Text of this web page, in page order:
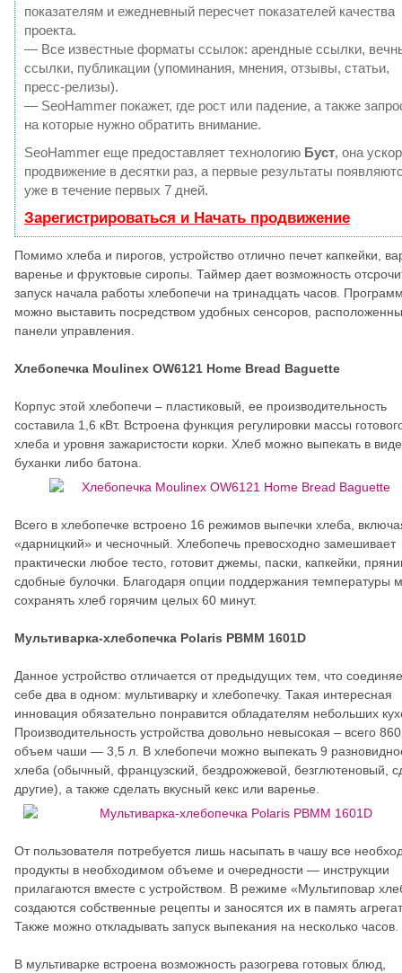
показателям и ежедневный пересчет показателей качества
проекта.
— Все известные форматы ссылок: арендные ссылки,
ссылки, публикации (упоминания, мнения, отзывы, статьи,
пресс-релизы).
— SeoHammer покажет, где рост или падение, а также
на которые нужно обратить внимание.
SeoHammer еще предоставляет технологию Буст, она
продвижение в десятки раз, а первые результаты
уже в течение первых 7 дней.
Зарегистрироваться и Начать продвижение
Помимо хлеба и пирогов, устройство отлично печет капкейки,
варенье и фруктовые сиропы. Таймер дает возможность
запуск начала работы хлебопечи на тринадцать часов.
можно выставить посредством удобных сенсоров,
панели управления.
Хлебопечка Moulinex OW6121 Home Bread Baguette
Корпус этой хлебопечи – пластиковый, ее производительность
составила 1,6 кВт. Встроена функция регулировки массы
хлеба и уровня зажаристости корки. Хлеб можно выпекать в виде
буханки либо батона.
Всего в хлебопечке встроено 16 режимов выпечки хлеба,
«дарницкий» и чесночный. Хлебопечь превосходно замешивает
практически любое тесто, готовит джемы, паски, капкейки,
сдобные булочки. Благодаря опции поддержания температуры
сохранять хлеб горячим целых 60 минут.
Мультиварка-хлебопечка Polaris PBMM 1601D
Данное устройство отличается от предыдущих тем, что
себе два в одном: мультиварку и хлебопечку. Такая интересная
инновация обязательно понравится обладателям небольших
Производительность устройства довольно невысокая – всего
объем чаши — 3,5 л. В хлебопечи можно выпекать 9
хлеба (обычный, французский, бездрожжевой, безглютеновый,
другие), а также сделать вкусный кекс или варенье.
От пользователя потребуется лишь насыпать в чашу все
продукты в необходимом объеме и очередности — инструкции
прилагаются вместе с устройством. В режиме «Мультиповар
создаются собственные рецепты и заносятся их в память
Также можно откладывать запуск выпекания на несколько часов.
В мультиварке встроена возможность разогрева готовых блюд,